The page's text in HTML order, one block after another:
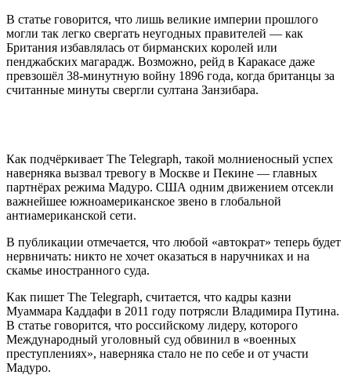
В статье говорится, что лишь великие империи прошлого
могли так легко свергать неугодных правителей — как
Британия избавлялась от бирманских королей или
пенджабских магарадж. Возможно, рейд в Каракасе даже
превзошёл 38-минутную войну 1896 года, когда британцы за
считанные минуты свергли султана Занзибара.
Как подчёркивает The Telegraph, такой молниеносный успех
наверняка вызвал тревогу в Москве и Пекине — главных
партнёрах режима Мадуро. США одним движением отсекли
важнейшее южноамериканское звено в глобальной
антиамериканской сети.
В публикации отмечается, что любой «автократ» теперь будет
нервничать: никто не хочет оказаться в наручниках и на
скамье иностранного суда.
Как пишет The Telegraph, считается, что кадры казни
Муаммара Каддафи в 2011 году потрясли Владимира Путина.
В статье говорится, что российскому лидеру, которого
Международный уголовный суд обвинил в «военных
преступлениях», наверняка стало не по себе и от участи
Мадуро.